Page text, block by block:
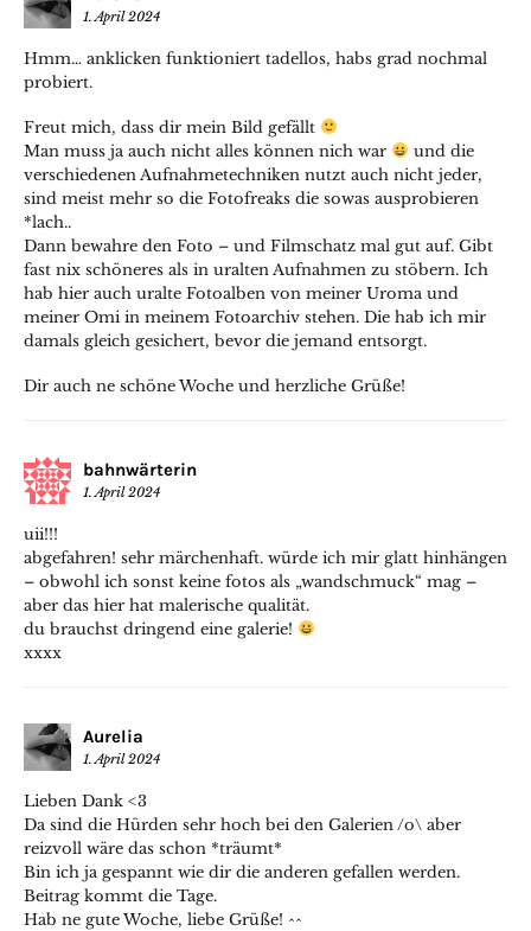
1. April 2024
Hmm… anklicken funktioniert tadellos, habs grad nochmal
probiert.
Freut mich, dass dir mein Bild gefällt
Man muss ja auch nicht alles können nich war
und die
verschiedenen Aufnahmetechniken nutzt auch nicht jeder,
sind meist mehr so die Fotofreaks die sowas ausprobieren
*lach..
Dann bewahre den Foto – und Filmschatz mal gut auf. Gibt
fast nix schöneres als in uralten Aufnahmen zu stöbern. Ich
hab hier auch uralte Fotoalben von meiner Uroma und
meiner Omi in meinem Fotoarchiv stehen. Die hab ich mir
damals gleich gesichert, bevor die jemand entsorgt.
Dir auch ne schöne Woche und herzliche Grüße!
bahnwärterin
1. April 2024
uii!!!
abgefahren! sehr märchenhaft. würde ich mir glatt hinhängen
– obwohl ich sonst keine fotos als „wandschmuck“ mag –
aber das hier hat malerische qualität.
du brauchst dringend eine galerie!
xxxx
Aurelia
1. April 2024
Lieben Dank <3
Da sind die Hürden sehr hoch bei den Galerien /o\ aber
reizvoll wäre das schon *träumt*
Bin ich ja gespannt wie dir die anderen gefallen werden.
Beitrag kommt die Tage.
Hab ne gute Woche, liebe Grüße! ^^